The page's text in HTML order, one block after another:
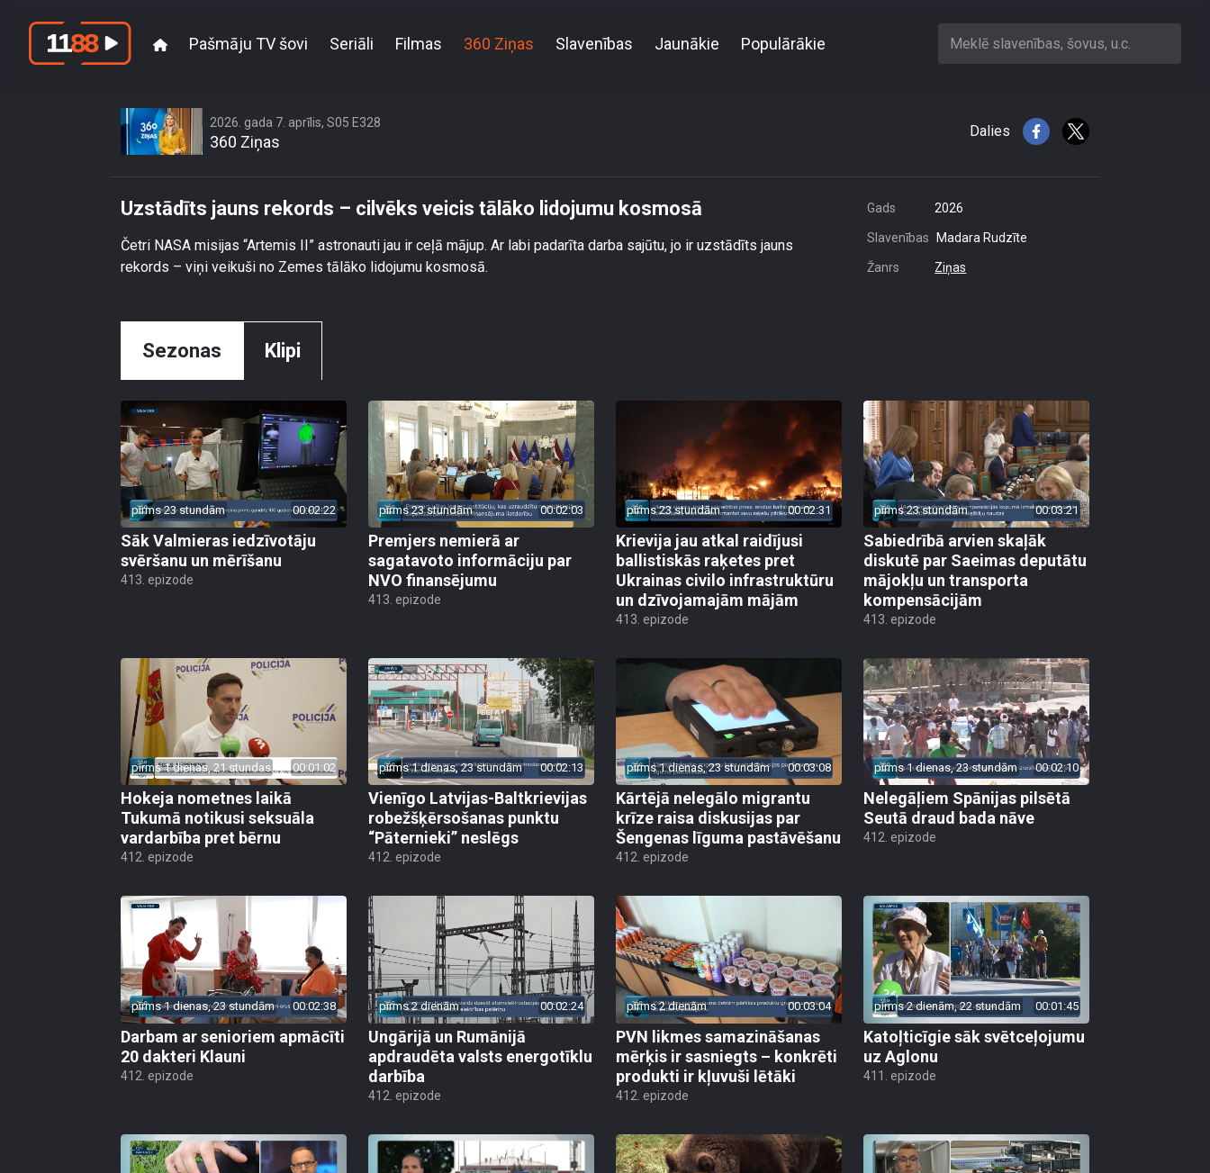
Pašmāju TV šovi Seriāli Filmas 360 Ziņas Slavenības Jaunākie Populārākie Meklē slavenības, šovus, u.c.
2026. gada 7. aprīlis, S05 E328
360 Ziņas
Dalies
Uzstādīts jauns rekords – cilvēks veicis tālāko lidojumu kosmosā
Četri NASA misijas “Artemis II” astronauti jau ir ceļā mājup. Ar labi padarīta darba sajūtu, jo ir uzstādīts jauns
rekords – viņi veikuši no Zemes tālāko lidojumu kosmosā.
Gads 2026
Slavenības Madara Rudzīte
Žanrs Ziņas
Sezonas Klipi
pirms 23 stundām 00:02:22
Sāk Valmieras iedzīvotāju
svēršanu un mērīšanu
413. epizode
pirms 23 stundām 00:02:03
Premjers nemierā ar
sagatavoto informāciju par
NVO finansējumu
413. epizode
pirms 23 stundām 00:02:31
Krievija jau atkal raidījusi
ballistiskās raķetes pret
Ukrainas civilo infrastruktūru
un dzīvojamajām mājām
413. epizode
pirms 23 stundām 00:03:21
Sabiedrībā arvien skaļāk
diskutē par Saeimas deputātu
mājokļu un transporta
kompensācijām
413. epizode
pirms 1 dienas, 21 stundas 00:01:02
Hokeja nometnes laikā
Tukumā notikusi seksuāla
vardarbība pret bērnu
412. epizode
pirms 1 dienas, 23 stundām 00:02:13
Vienīgo Latvijas-Baltkrievijas
robežšķērsošanas punktu
“Pāternieki” neslēgs
412. epizode
pirms 1 dienas, 23 stundām 00:03:08
Kārtējā nelegālo migrantu
krīze raisa diskusijas par
Šengenas līguma pastāvēšanu
412. epizode
pirms 1 dienas, 23 stundām 00:02:10
Nelegāļiem Spānijas pilsētā
Seutā draud bada nāve
412. epizode
pirms 1 dienas, 23 stundām 00:02:38
Darbam ar senioriem apmācīti
20 dakteri Klauni
412. epizode
pirms 2 dienām 00:02:24
Ungārijā un Rumānijā
apdraudēta valsts energotīklu
darbība
412. epizode
pirms 2 dienām 00:03:04
PVN likmes samazināšanas
mērķis ir sasniegts – konkrēti
produkti ir kļuvuši lētāki
412. epizode
pirms 2 dienām, 22 stundām 00:01:45
Katoļticīgie sāk svētceļojumu
uz Aglonu
411. epizode